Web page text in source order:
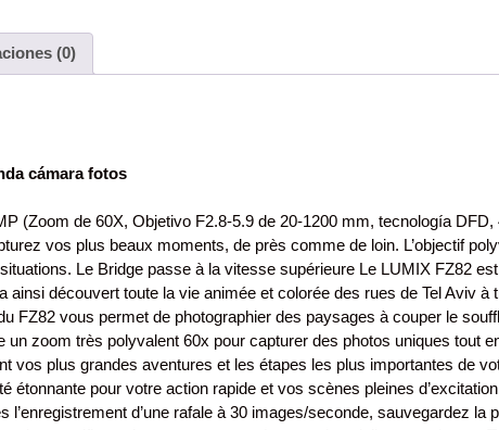
(0)
cámara fotos
(Zoom de 60X, Objetivo F2.8-5.9 de 20-1200 mm, tecnología
vos plus beaux moments, de près comme de loin. L’objectif
Le Bridge passe à la vitesse supérieure Le LUMIX FZ82
découvert toute la vie animée et colorée des rues de Tel Aviv
FZ82 vous permet de photographier des paysages à couper le
un zoom très polyvalent 60x pour capturer des photos uniques tout
vos plus grandes aventures et les étapes les plus importantes de
étonnante pour votre action rapide et vos scènes pleines
d’une rafale à 30 images/seconde, sauvegardez la